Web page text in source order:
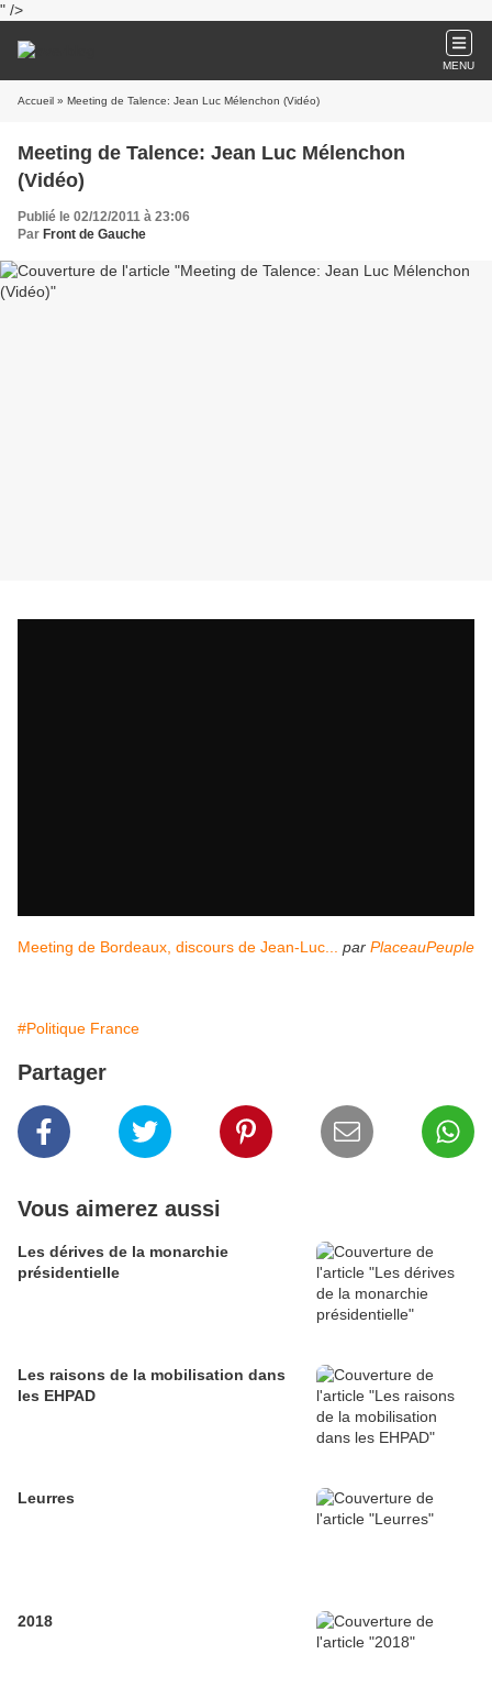
" />
MENU
Accueil » Meeting de Talence: Jean Luc Mélenchon (Vidéo)
Meeting de Talence: Jean Luc Mélenchon
(Vidéo)
Publié le 02/12/2011 à 23:06
Par Front de Gauche
Meeting de Bordeaux, discours de Jean-Luc... par PlaceauPeuple
#Politique France
Partager
Vous aimerez aussi
Les dérives de la monarchie
présidentielle
Les raisons de la mobilisation dans
les EHPAD
Leurres
2018